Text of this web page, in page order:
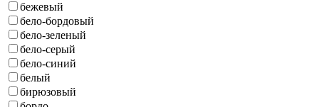
бежевый
бело-бордовый
бело-зеленый
бело-серый
бело-синий
белый
бирюзовый